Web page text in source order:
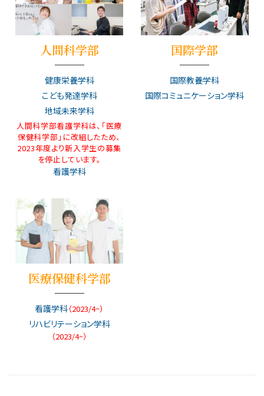
人間科学部
健康栄養学科
こども発達学科
地域未来学科
人間科学部看護学科は、「医療
保健科学部」に改組したため、
2023年度より新入学生の募集
を停止しています。
看護学科
国際学部
国際教養学科
国際コミュニケーション学科
医療保健科学部
看護学科（2023/4~）
リハビリテーション学科
（2023/4~）